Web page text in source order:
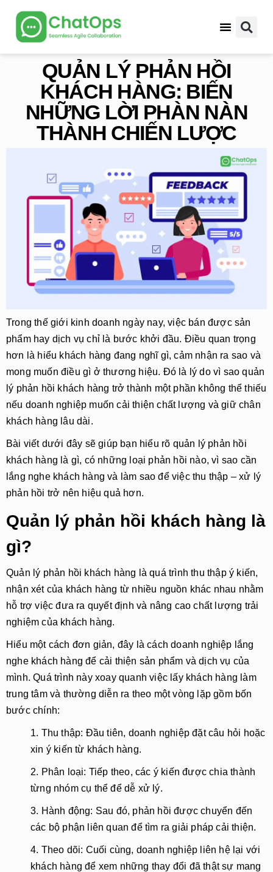
QUẢN LÝ PHẢN HỒI
KHÁCH HÀNG: BIẾN
NHỮNG LỜI PHÀN NÀN
THÀNH CHIẾN LƯỢC
Trong thế giới kinh doanh ngày nay, việc bán được sản
phẩm hay dịch vụ chỉ là bước khởi đầu. Điều quan trọng
hơn là hiểu khách hàng đang nghĩ gì, cảm nhận ra sao và
mong muốn điều gì ở thương hiệu. Đó là lý do vì sao quản
lý phản hồi khách hàng trở thành một phần không thể thiếu
nếu doanh nghiệp muốn cải thiện chất lượng và giữ chân
khách hàng lâu dài.
Bài viết dưới đây sẽ giúp bạn hiểu rõ quản lý phản hồi
khách hàng là gì, có những loại phản hồi nào, vì sao cần
lắng nghe khách hàng và làm sao để việc thu thập – xử lý
phản hồi trở nên hiệu quả hơn.
Quản lý phản hồi khách hàng là
gì?
Quản lý phản hồi khách hàng là quá trình thu thập ý kiến,
nhận xét của khách hàng từ nhiều nguồn khác nhau nhằm
hỗ trợ việc đưa ra quyết định và nâng cao chất lượng trải
nghiệm của khách hàng.
Hiểu một cách đơn giản, đây là cách doanh nghiệp lắng
nghe khách hàng để cải thiện sản phẩm và dịch vụ của
mình. Quá trình này xoay quanh việc lấy khách hàng làm
trung tâm và thường diễn ra theo một vòng lặp gồm bốn
bước chính:
1. Thu thập: Đầu tiên, doanh nghiệp đặt câu hỏi hoặc
xin ý kiến từ khách hàng.
2. Phân loại: Tiếp theo, các ý kiến được chia thành
từng nhóm cụ thể để dễ xử lý.
3. Hành động: Sau đó, phản hồi được chuyển đến
các bộ phận liên quan để tìm ra giải pháp cải thiện.
4. Theo dõi: Cuối cùng, doanh nghiệp liên hệ lại với
khách hàng để xem những thay đổi đã thật sự mang